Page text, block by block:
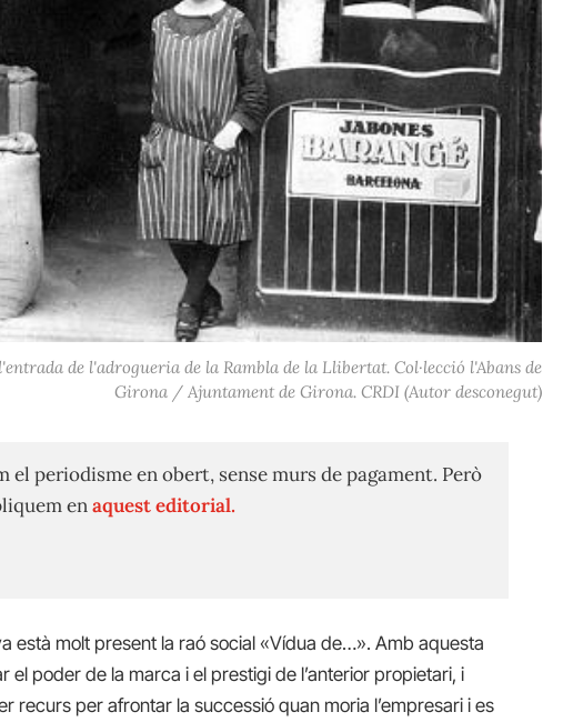
de l'adrogueria de la Rambla de la Llibertat. Col·lecció l'Abans de
Girona / Ajuntament de Girona. CRDI (Autor desconegut)
el periodisme en obert, sense murs de pagament. Però
enaquest editorial.
està molt present la raó social «Vídua de…». Amb aquesta
poder de la marca i el prestigi de l’anterior propietari, i
recurs per afrontar la successió quan moria l’empresari i es